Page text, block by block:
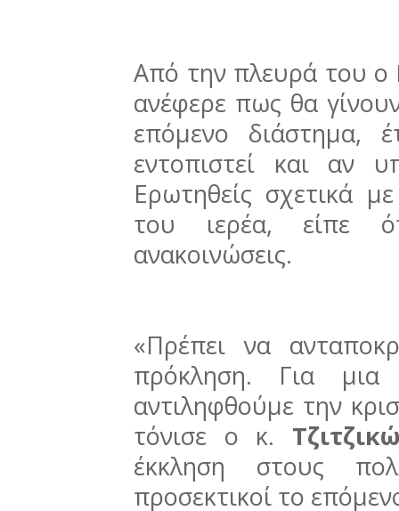
Από την πλευρά του ο
ανέφερε πως θα
επόμενο διάστημα,
εντοπιστεί και αν
Ερωτηθείς σχετικά
του ιερέα, είπε
ανακοινώσεις.
«Πρέπει να
πρόκληση. Για
αντιληφθούμε την
τόνισε ο κ.
έκκληση στους
προσεκτικοί το